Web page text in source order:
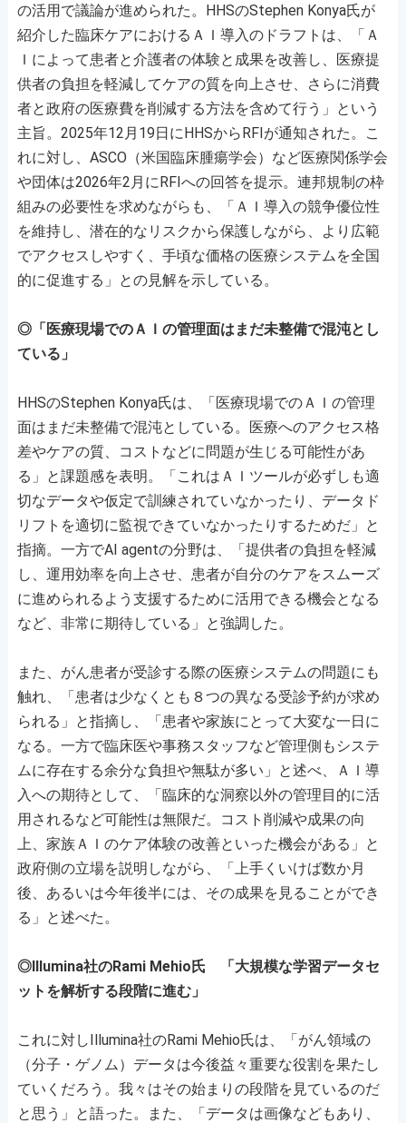
の活用で議論が進められた。HHSのStephen Konya氏が
紹介した臨床ケアにおけるＡＩ導入のドラフトは、「Ａ
Ｉによって患者と介護者の体験と成果を改善し、医療提
供者の負担を軽減してケアの質を向上させ、さらに消費
者と政府の医療費を削減する方法を含めて行う」という
主旨。2025年12月19日にHHSからRFIが通知された。こ
れに対し、ASCO（米国臨床腫瘍学会）など医療関係学会
や団体は2026年2月にRFIへの回答を提示。連邦規制の枠
組みの必要性を求めながらも、「ＡＩ導入の競争優位性
を維持し、潜在的なリスクから保護しながら、より広範
でアクセスしやすく、手頃な価格の医療システムを全国
的に促進する」との見解を示している。
◎「医療現場でのＡＩの管理面はまだ未整備で混沌とし
ている」
HHSのStephen Konya氏は、「医療現場でのＡＩの管理
面はまだ未整備で混沌としている。医療へのアクセス格
差やケアの質、コストなどに問題が生じる可能性があ
る」と課題感を表明。「これはＡＩツールが必ずしも適
切なデータや仮定で訓練されていなかったり、データド
リフトを適切に監視できていなかったりするためだ」と
指摘。一方でAI agentの分野は、「提供者の負担を軽減
し、運用効率を向上させ、患者が自分のケアをスムーズ
に進められるよう支援するために活用できる機会となる
など、非常に期待している」と強調した。
また、がん患者が受診する際の医療システムの問題にも
触れ、「患者は少なくとも８つの異なる受診予約が求め
られる」と指摘し、「患者や家族にとって大変な一日に
なる。一方で臨床医や事務スタッフなど管理側もシステ
ムに存在する余分な負担や無駄が多い」と述べ、ＡＩ導
入への期待として、「臨床的な洞察以外の管理目的に活
用されるなど可能性は無限だ。コスト削減や成果の向
上、家族ＡＩのケア体験の改善といった機会がある」と
政府側の立場を説明しながら、「上手くいけば数か月
後、あるいは今年後半には、その成果を見ることができ
る」と述べた。
◎Illumina社のRami Mehio氏 「大規模な学習データセ
ットを解析する段階に進む」
これに対しIllumina社のRami Mehio氏は、「がん領域の
（分子・ゲノム）データは今後益々重要な役割を果たし
ていくだろう。我々はその始まりの段階を見ているのだ
と思う」と語った。また、「データは画像などもあり、